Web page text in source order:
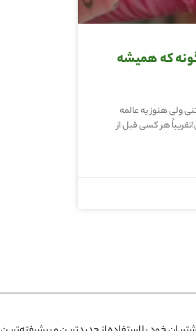
که همیشه
ولی هنوز یه عالمه
هر کسی قبل از